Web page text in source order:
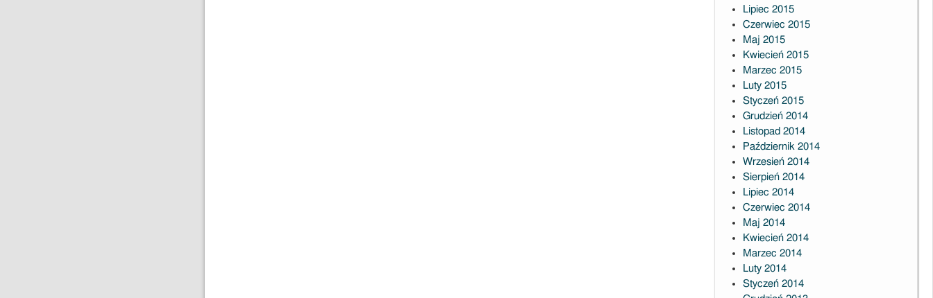
Lipiec 2015
Czerwiec 2015
Maj 2015
Kwiecień 2015
Marzec 2015
Luty 2015
Styczeń 2015
Grudzień 2014
Listopad 2014
Październik 2014
Wrzesień 2014
Sierpień 2014
Lipiec 2014
Czerwiec 2014
Maj 2014
Kwiecień 2014
Marzec 2014
Luty 2014
Styczeń 2014